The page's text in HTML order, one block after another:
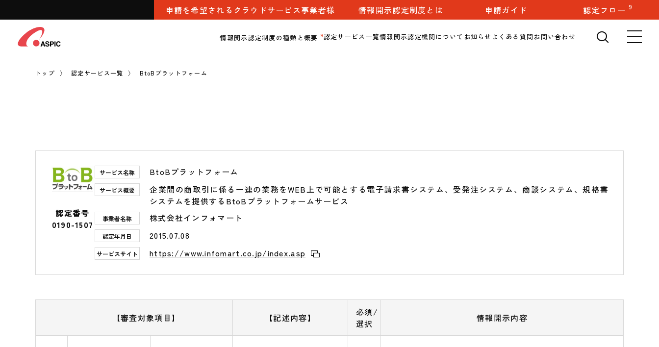
申請を希望されるクラウドサービス事業者様 情報開示認定制度とは 申請ガイド 認定フロー 9
情報開示認定制度の種類と概要 9認定サービス一覧情報開示認定機関について お知らせ よくある質問 お問い合わせ 🔍
トップ 認定サービス一覧 BtoBプラットフォーム
認定番号
0190-1507
サービス名称 BtoBプラットフォーム
サービス概要
企業間の商取引に係る一連の業務をWEB上で可能とする電子請求書システム、受発注システム、商談システム、規格書
システムを提供するBtoBプラットフォームサービス
事業者名称 株式会社インフォマート
認定年月日 2015.07.08
サービスサイト https://www.infomart.co.jp/index.asp
【審査対象項目】 【記述内容】
必須/
選択
情報開示内容